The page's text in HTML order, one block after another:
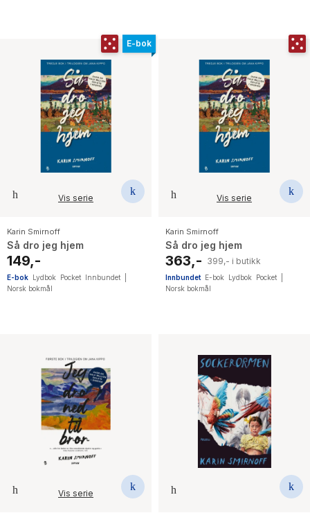
E-bok
Vis serie
Karin Smirnoff
Så dro jeg hjem
149,-
E-bok Lydbok Pocket Innbundet
Norsk bokmål
Vis serie
Karin Smirnoff
Så dro jeg hjem
363,- 399,- i butikk
Innbundet E-bok Lydbok Pocket
Norsk bokmål
Vis serie